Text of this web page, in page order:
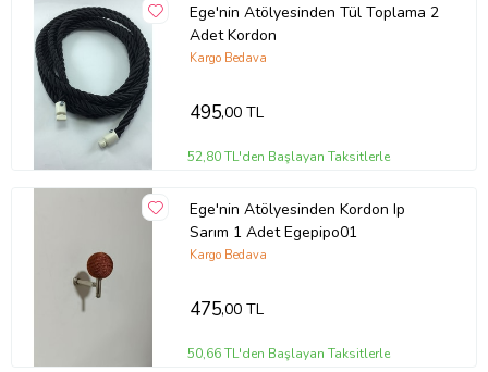
Ege'nin Atölyesinden Tül Toplama 2
Adet Kordon
Kargo Bedava
495,00 TL
52,80 TL'den Başlayan Taksitlerle
Ege'nin Atölyesinden Kordon Ip
Sarım 1 Adet Egepipo01
Kargo Bedava
475,00 TL
50,66 TL'den Başlayan Taksitlerle